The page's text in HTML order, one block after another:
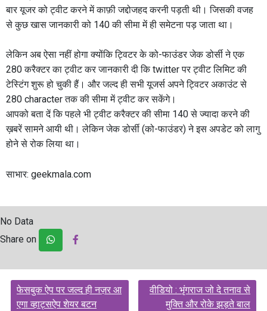
बार यूजर को ट्वीट करने में काफ़ी जद्दोजहद करनी पड़ती थी। जिसकी वजह
से कुछ खास जानकारी को 140 की सीमा में ही समेटना पड़ जाता था।
लेकिन अब ऐसा नहीं होगा क्योंकि ट्विटर के को-फाउंडर जेक डोर्सी ने एक
280 करैक्टर का ट्वीट कर जानकारी दी कि twitter पर ट्वीट लिमिट की
टेस्टिंग शुरू हो चुकी हैं। और जल्द ही सभी यूजर्स अपने ट्विटर अकाउंट से
280 character तक की सीमा में ट्वीट कर सकेंगे।
आपको बता दें कि पहले भी ट्वीट करैक्टर की सीमा 140 से ज्यादा करने की
ख़बरें सामने आयी थी। लेकिन जेक डोर्सी (को-फाउंडर) ने इस अपडेट को लागु
होने से रोक लिया था।
साभार: geekmala.com
No Data
Share on
Post
navigation
फेसबुक ऐप पर जल्द ही नज़र आ
एगा व्हाट्सऐप शेयर बटन
वीडियो : भृंगराज जो दे तनाव से
मुक्ति और रोके झड़ते बाल